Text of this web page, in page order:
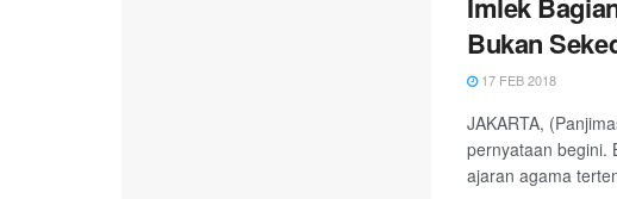
Bukan
17 FEB 2018
JAKARTA,
pernyataan begini.
ajaran agama